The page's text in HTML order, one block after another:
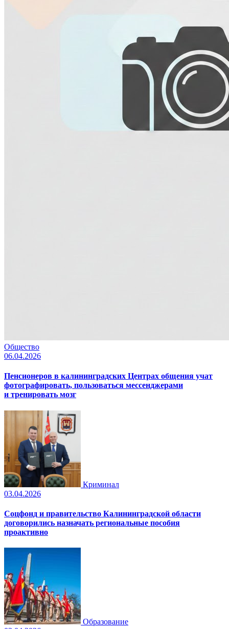
Общество
06.04.2026
Пенсионеров в калининградских Центрах общения учат
фотографировать, пользоваться мессенджерами
и тренировать мозг
Криминал
03.04.2026
Соцфонд и правительство Калининградской области
договорились назначать региональные пособия
проактивно
Образование